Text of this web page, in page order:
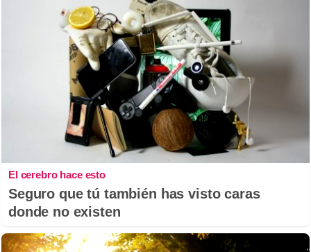
El cerebro hace esto
Seguro que tú también has visto caras
donde no existen